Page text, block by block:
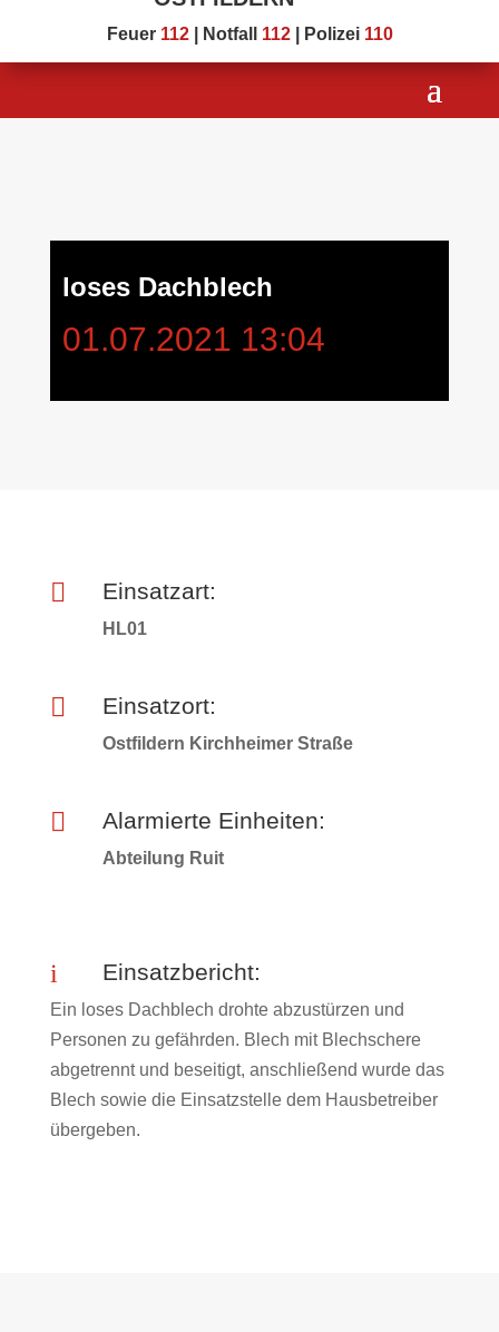
Feuer 112| Notfall 112| Polizei 110
loses Dachblech
01.07.2021 13:04
 Einsatzart:
HL01
 Einsatzort:
Ostfildern Kirchheimer Straße
 Alarmierte Einheiten:
Abteilung Ruit
i Einsatzbericht:
Ein loses Dachblech drohte abzustürzen und
Personen zu gefährden. Blech mit Blechschere
abgetrennt und beseitigt, anschließend wurde das
Blech sowie die Einsatzstelle dem Hausbetreiber
übergeben.